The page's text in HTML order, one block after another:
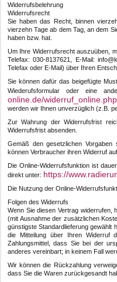
Widerrufsbelehrung
Widerrufsrecht
Sie haben das Recht, binnen
vierzehn Tage ab dem Tag, an dem
haben bzw. hat.
Um Ihre Widerrufsrecht auszuüben,
Telefax: 030-8137621, E-Mail:
Telefax oder E-Mail) über Ihren
Sie können dafür das beigefügte
Wiederufsformular oder eine
online.de/widerruf_online.php
werden wir Ihnen unverzüglich (z.B.
Zur Wahrung der Widerrufsfrist
Widerrufsfrist absenden.
Gemäß den gesetzlichen Vorgaben
können Verbraucher ihren Widerruf
Die Online-Widerrufsfunktion ist
direkt unter: https://
Die Nutzung der Online-
Folgen des Widerrufs
Wenn Sie diesen Vertrag widerrufen,
(mit Ausnahme der zusätzlichen
günstigste Standardlieferung gewählt
die Mitteilung über Ihren Widerruf
Zahlungsmittel, dass Sie bei der
anderes vereinbart; in keinem Fall
Wir können die Rückzahlung
dass Sie die Waren zurückgesandt